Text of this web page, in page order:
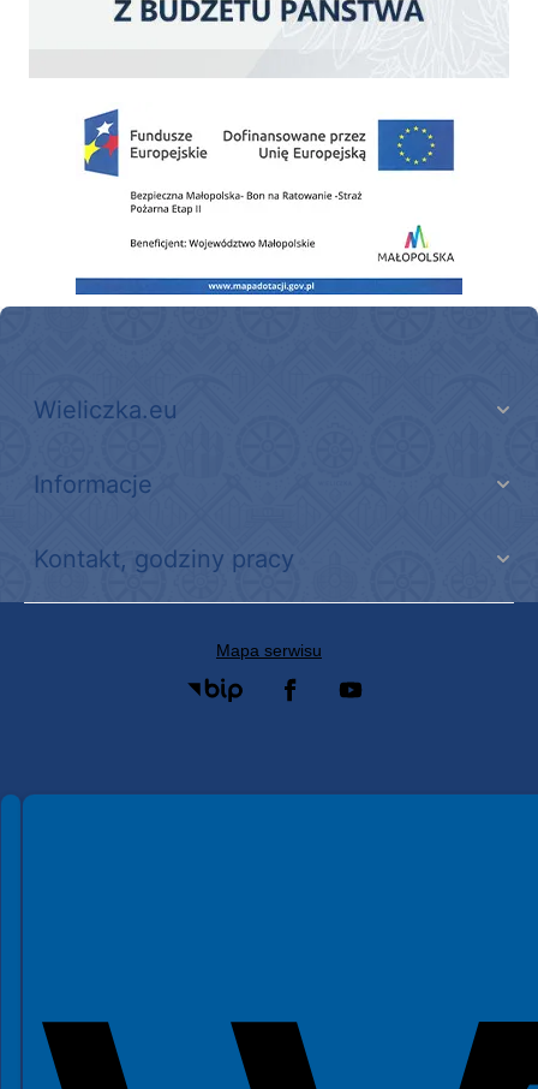
Zakup fabrycznie nowego, średniego samochodu ratowniczo-gaśniczego z
Wieliczka.eu
Informacje
Kontakt, godziny pracy
Mapa serwisu
Spełniamy standardy WCAG 2.2
Spełniamy standardy W3C